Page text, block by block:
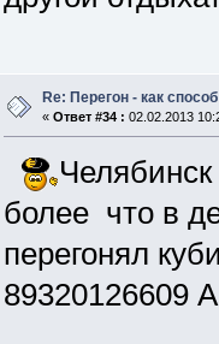
Re: Перегон - как
« Ответ #34 : 02.02.2013
более что в
перегонял
89320126609